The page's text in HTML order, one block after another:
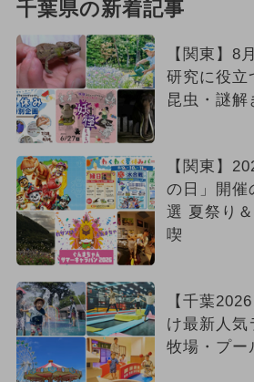
千葉県の新着記事
【関東】8
研究に役立
昆虫・謎解
【関東】
の日」開催
選 夏祭り
喫
【千葉
け最新人気
牧場・プー